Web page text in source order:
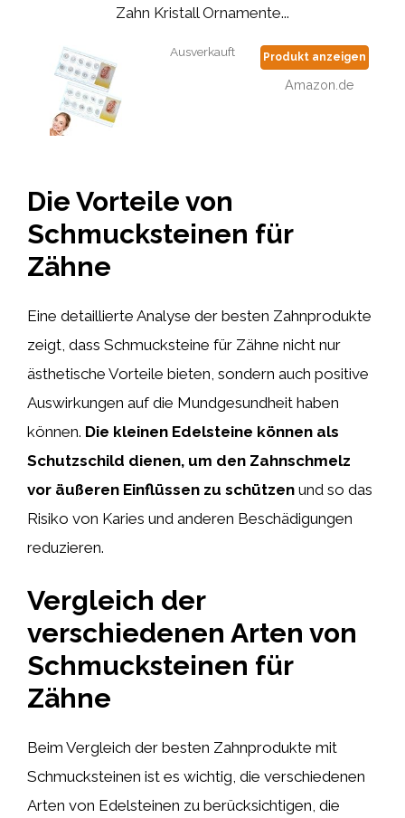
Zahn Kristall Ornamente...
Ausverkauft Produkt anzeigen
Amazon.de
Die Vorteile von
Schmucksteinen für
Zähne
Eine detaillierte Analyse der besten Zahnprodukte
zeigt, dass Schmucksteine für Zähne nicht nur
ästhetische Vorteile bieten, sondern auch positive
Auswirkungen auf die Mundgesundheit haben
können. Die kleinen Edelsteine können als
Schutzschild dienen, um den Zahnschmelz
vor äußeren Einflüssen zu schützen und so das
Risiko von Karies und anderen Beschädigungen
reduzieren.
Vergleich der
verschiedenen Arten von
Schmucksteinen für
Zähne
Beim Vergleich der besten Zahnprodukte mit
Schmucksteinen ist es wichtig, die verschiedenen
Arten von Edelsteinen zu berücksichtigen, die